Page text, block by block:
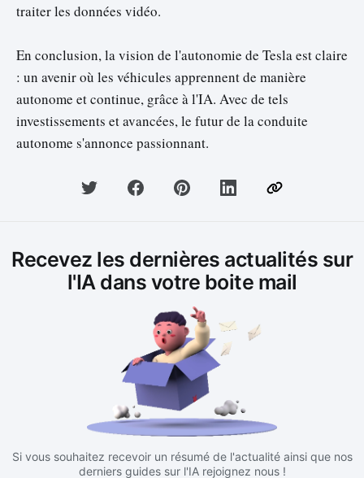
traiter les données vidéo.
En conclusion, la vision de l'autonomie de Tesla est claire
: un avenir où les véhicules apprennent de manière
autonome et continue, grâce à l'IA. Avec de tels
investissements et avancées, le futur de la conduite
autonome s'annonce passionnant.
Recevez les dernières actualités sur
l'IA dans votre boite mail
Si vous souhaitez recevoir un résumé de l'actualité ainsi que nos
derniers guides sur l'IA rejoignez nous !